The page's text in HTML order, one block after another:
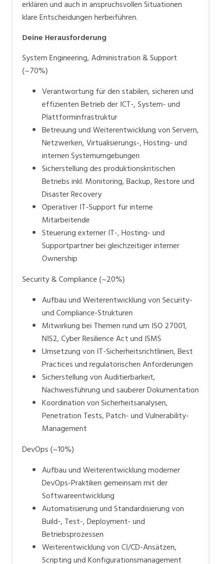
erklären und auch in anspruchsvollen Situationen
klare Entscheidungen herbeiführen.
Deine Herausforderung
System Engineering, Administration & Support
(~70%)
Verantwortung für den stabilen, sicheren und
effizienten Betrieb der ICT-, System- und
Plattforminfrastruktur
Betreuung und Weiterentwicklung von Servern,
Netzwerken, Virtualisierungs-, Hosting- und
internen Systemumgebungen
Sicherstellung des produktionskritischen
Betriebs inkl. Monitoring, Backup, Restore und
Disaster Recovery
Operativer IT-Support für interne
Mitarbeitende
Steuerung externer IT-, Hosting- und
Supportpartner bei gleichzeitiger interner
Ownership
Security & Compliance (~20%)
Aufbau und Weiterentwicklung von Security-
und Compliance-Strukturen
Mitwirkung bei Themen rund um ISO 27001,
NIS2, Cyber Resilience Act und ISMS
Umsetzung von IT-Sicherheitsrichtlinien, Best
Practices und regulatorischen Anforderungen
Sicherstellung von Auditierbarkeit,
Nachweisführung und sauberer Dokumentation
Koordination von Sicherheitsanalysen,
Penetration Tests, Patch- und Vulnerability-
Management
DevOps (~10%)
Aufbau und Weiterentwicklung moderner
DevOps-Praktiken gemeinsam mit der
Softwareentwicklung
Automatisierung und Standardisierung von
Build-, Test-, Deployment- und
Betriebsprozessen
Weiterentwicklung von CI/CD-Ansätzen,
Scripting und Konfigurationsmanagement